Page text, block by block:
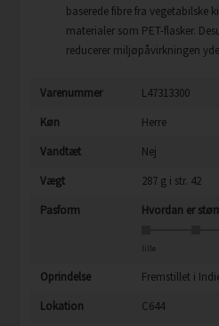
baserede fibre fra vegetabilske
materialer som PET-flasker.
reducerer miljøpåvirkningen
Varenummer
L47313300
Køn
Herre
Vandtæt
Nej
Vægt
287 g i str. 42
Pasform
Hvordan er
lille
Oprindelse
Fremstillet i
Lokation
C644